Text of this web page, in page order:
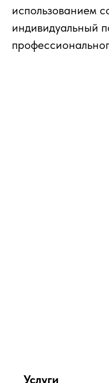
использованием
индивидуальный
Услуги